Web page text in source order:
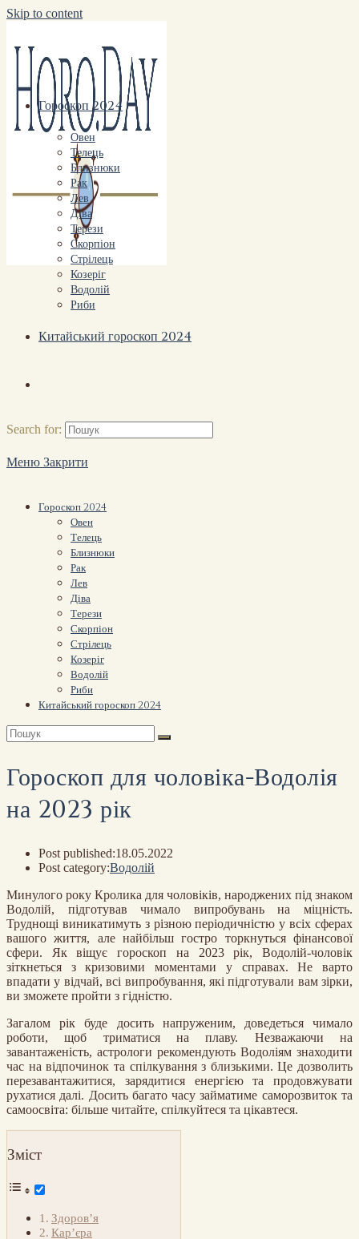
Skip to content
Гороскоп 2024
Овен
Телець
Близнюки
Рак
Лев
Діва
Терези
Скорпіон
Стрілець
Козеріг
Водолій
Риби
Китайський гороскоп 2024
Search for:
МенюЗакрити
Гороскоп 2024
Овен
Телець
Близнюки
Рак
Лев
Діва
Терези
Скорпіон
Стрілець
Козеріг
Водолій
Риби
Китайський гороскоп 2024
Гороскоп для чоловіка-Водолія
на 2023 рік
Post published:18.05.2022
Post category:Водолій
Минулого року Кролика для чоловіків, народжених під знаком
Водолій, підготував чимало випробувань на міцність.
Труднощі виникатимуть з різною періодичністю у всіх сферах
вашого життя, але найбільш гостро торкнуться фінансової
сфери. Як віщує гороскоп на 2023 рік, Водолій-чоловік
зіткнеться з кризовими моментами у справах. Не варто
впадати у відчай, всі випробування, які підготували вам зірки,
ви зможете пройти з гідністю.
Загалом рік буде досить напруженим, доведеться чимало
роботи, щоб триматися на плаву. Незважаючи на
завантаженість, астрологи рекомендують Водоліям знаходити
час на відпочинок та спілкування з близькими. Це дозволить
перезавантажитися, зарядитися енергією та продовжувати
рухатися далі. Досить багато часу займатиме саморозвиток та
самоосвіта: більше читайте, спілкуйтеся та цікавтеся.
Зміст
Здоров’я
Кар’єра